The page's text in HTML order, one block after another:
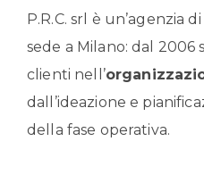
P.R.C. srl è un’agenzia di
sede a Milano: dal 2006
clienti nell’
dall’ideazione e
della fase operativa.